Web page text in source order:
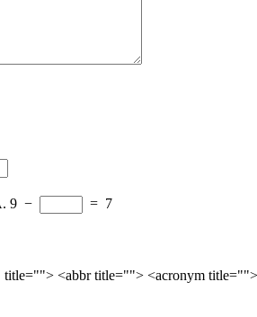
9 − = 7
<abbr title=""> <acronym